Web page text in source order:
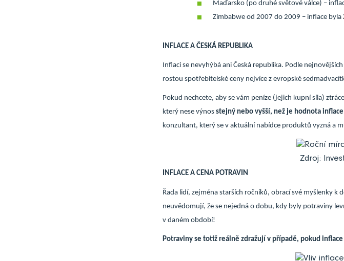
Maďarsko (po druhé světové válce) –
Zimbabwe od 2007 do 2009 – inflace byla
INFLACE A ČESKÁ REPUBLIKA
Inflaci se nevyhýbá ani Česká republika. Podle
rostou spotřebitelské ceny nejvíce z evropské
Pokud nechcete, aby se vám peníze (jejich kupní síla)
který nese výnos stejný nebo vyšší, než je hodnota inflace
konzultant, který se v aktuální nabídce produktů vyzná a
Zdroj:
INFLACE A CENA POTRAVIN
Řada lidí, zejména starších ročníků, obrací své myšlenky k
neuvědomují, že se nejedná o dobu, kdy byly potraviny
v daném období!
Potraviny se totiž reálně zdražují v případě, pokud